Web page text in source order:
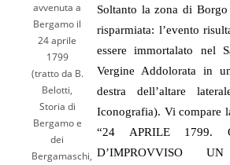
avvenuta a
Bergamo il
24 aprile
1799
(tratto da B.
Belotti,
Storia di
Bergamo e
dei
Bergamaschi,
Soltanto la zona di Borgo
risparmiata: l’evento
essere immortalato nel
Vergine Addolorata in
destra dell’altare
Iconografia). Vi compare
“24 APRILE 1799.
D’IMPROVVISO